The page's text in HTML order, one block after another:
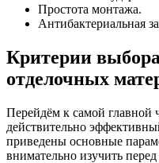
Простота монтажа.
Антибактериальная
Критерии
отделочных
Перейдём к самой главной
действительно
приведены основные
внимательно изучить